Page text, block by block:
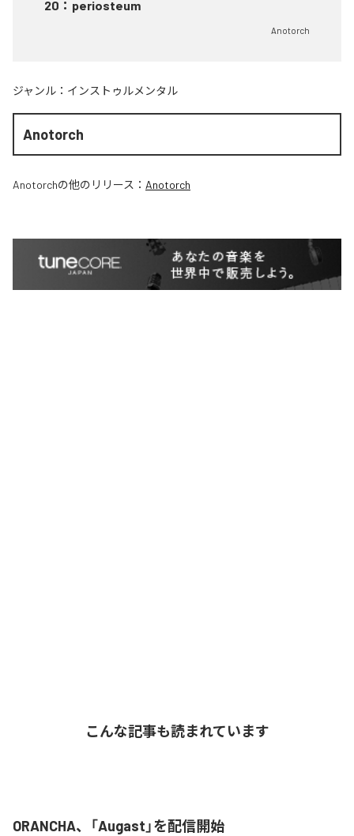
20 ： periosteum
Anotorch
ジャンル： インストゥルメンタル
Anotorch
Anotorchの他のリリース： Anotorch
こんな記事も読まれています
ORANCHA、「Augast」を配信開始